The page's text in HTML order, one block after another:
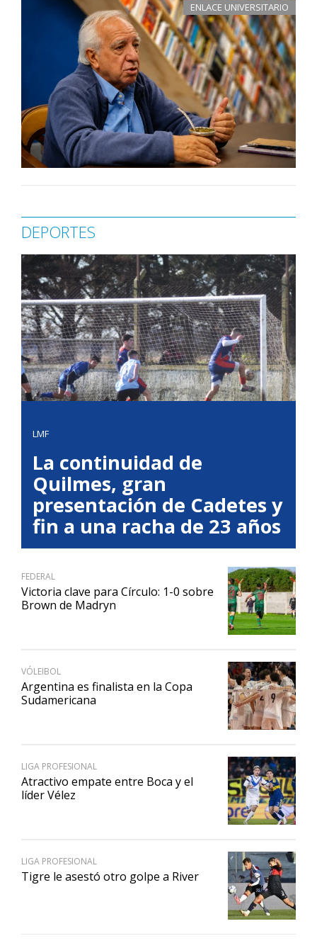
ENLACE UNIVERSITARIO
DEPORTES
LMF
La continuidad de
Quilmes, gran
presentación de Cadetes y
fin a una racha de 23 años
FEDERAL
Victoria clave para Círculo: 1-0 sobre
Brown de Madryn
VÓLEIBOL
Argentina es finalista en la Copa
Sudamericana
LIGA PROFESIONAL
Atractivo empate entre Boca y el
líder Vélez
LIGA PROFESIONAL
Tigre le asestó otro golpe a River